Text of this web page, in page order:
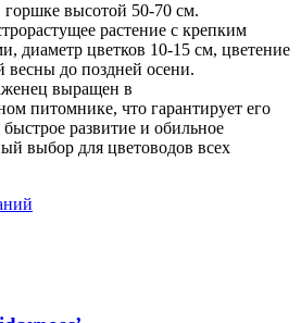
горшке высотой 50-70 см.
растение с крепким
диаметр цветков 10-15 см, цветение
весны до поздней осени.
выращен в
питомнике, что гарантирует его
быстрое развитие и обильное
выбор для цветоводов всех